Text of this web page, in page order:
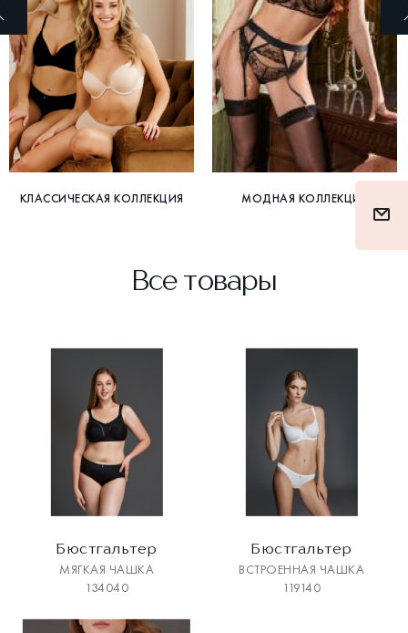
КЛАССИЧЕСКАЯ КОЛЛЕКЦИЯ МОДНАЯ КОЛЛЕКЦИЯ
Все товары
Бюстгальтер
МЯГКАЯ ЧАШКА
134040
Бюстгальтер
ВСТРОЕННАЯ ЧАШКА
119140